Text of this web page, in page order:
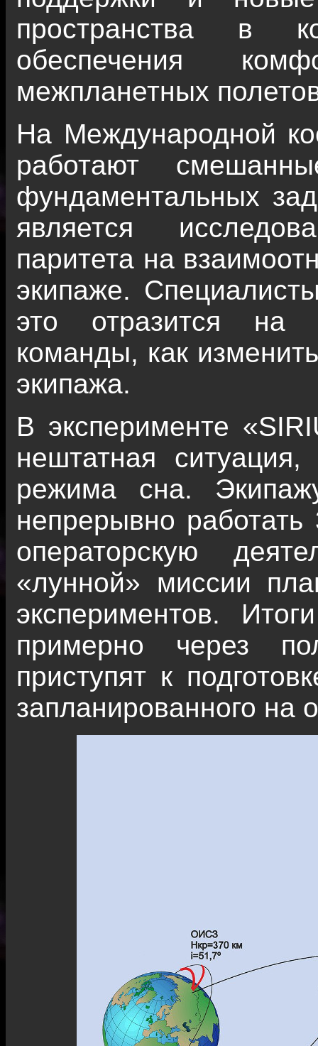
пространства в
обеспечения
межпланетных
На Международной
работают
фундаментальных
является
паритета на
экипаже.
это отразится на
команды, как
экипажа.
В эксперименте
нештатная
режима сна.
непрерывно
операторскую
«лунной» миссии
экспериментов.
примерно через
приступят к
запланированного на